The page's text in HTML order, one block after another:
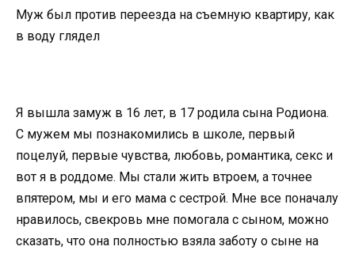
Муж был против переезда на съемную квартиру, как
в воду глядел
Я вышла замуж в 16 лет, в 17 родила сына Родиона.
С мужем мы познакомились в школе, первый
поцелуй, первые чувства, любовь, романтика, секс и
вот я в роддоме. Мы стали жить втроем, а точнее
впятером, мы и его мама с сестрой. Мне все поначалу
нравилось, свекровь мне помогала с сыном, можно
сказать, что она полностью взяла заботу о сыне на